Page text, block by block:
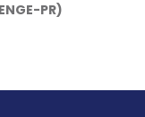
PR)